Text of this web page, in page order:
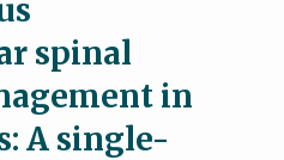
spinal
in
A single-